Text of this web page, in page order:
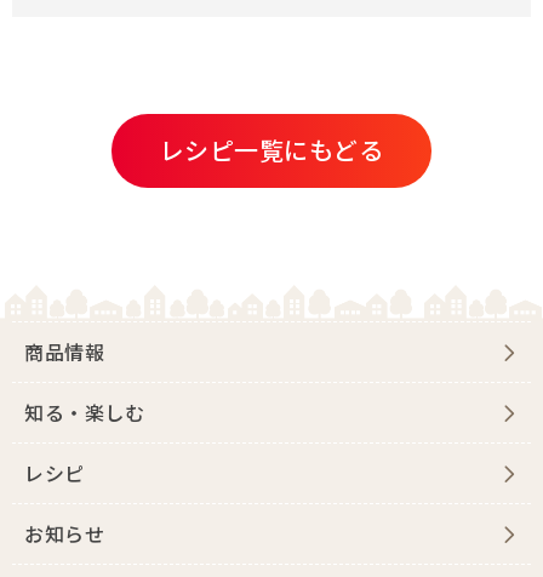
レシピ一覧にもどる
商品情報
知る・楽しむ
レシピ
お知らせ